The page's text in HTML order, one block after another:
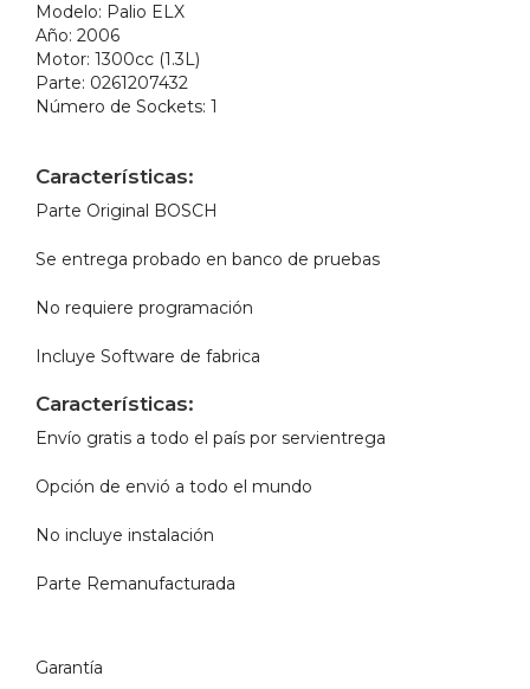
Modelo: Palio ELX
Año: 2006
Motor: 1300cc (1.3L)
Parte: 0261207432
Número de Sockets: 1
Características:
Parte Original BOSCH
Se entrega probado en banco de pruebas
No requiere programación
Incluye Software de fabrica
Características:
Envío gratis a todo el país por servientrega
Opción de envió a todo el mundo
No incluye instalación
Parte Remanufacturada
Garantía